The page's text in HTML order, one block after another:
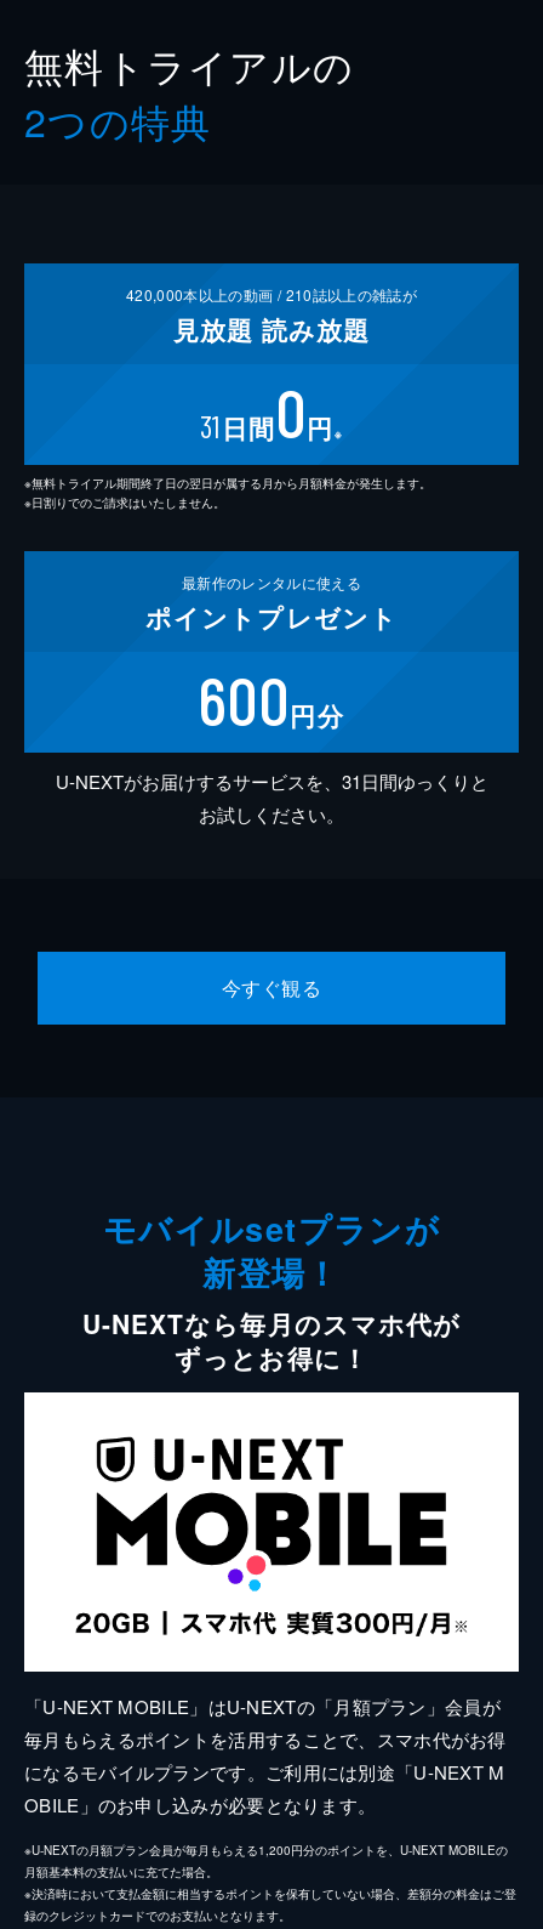
無料トライアルの
2つの特典
420,000本以上の動画 /210誌以上の雑誌が
見放題 読み放題
31 日間0円 ※
※無料トライアル期間終了日の翌日が属する月から月額料金が発生します。
※日割りでのご請求はいたしません。
最新作のレンタルに使える
ポイント プレゼント
600円分
U-NEXTがお届けするサービスを、31日間ゆっくりと
お試しください。
今すぐ観る
モバイルsetプランが
新登場！
U-NEXTなら毎月のスマホ代が
ずっとお得に！
「U-NEXT MOBILE」はU-NEXTの「月額プラン」会員が
毎月もらえるポイントを活用することで、スマホ代がお得
になるモバイルプランです。ご利用には別途「U-NEXT M
OBILE」のお申し込みが必要となります。
※U-NEXTの月額プラン会員が毎月もらえる1,200円分のポイントを、U-NEXT MOBILEの
月額基本料の支払いに充てた場合。
※決済時において支払金額に相当するポイントを保有していない場合、差額分の料金はご登
録のクレジットカードでのお支払いとなります。